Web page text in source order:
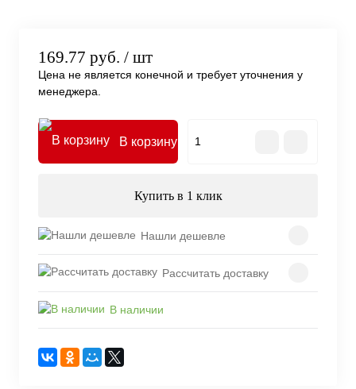
169.77 руб. / шт
Цена не является конечной и требует уточнения у
менеджера.
В корзину
Купить в 1 клик
Нашли дешевле
Рассчитать доставку
В наличии